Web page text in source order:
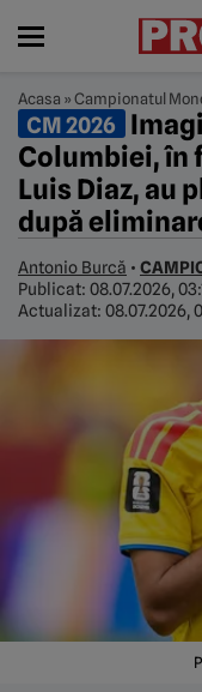
Acasa »Campionatul
CM 2026
Columbiei, în
Luis Diaz, au
după
Antonio Burcă •
Publicat: 08.07.2026,
Actualizat: 08.07.2026,